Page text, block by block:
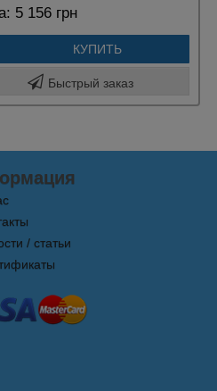
5 156 грн
КУПИТЬ
Быстрый заказ
/ статьи